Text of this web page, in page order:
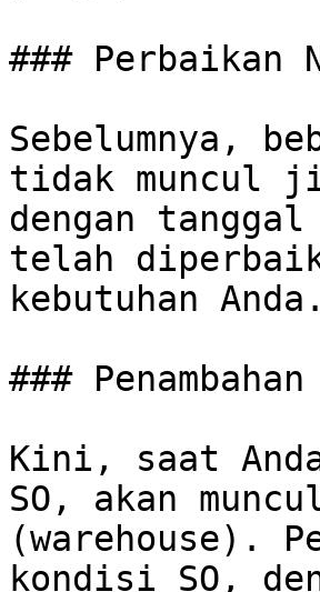
###
Sebelumnya,
tidak muncul
dengan
telah
kebutuhan Anda.
###
Kini, saat
SO, akan
(warehouse).
kondisi SO,